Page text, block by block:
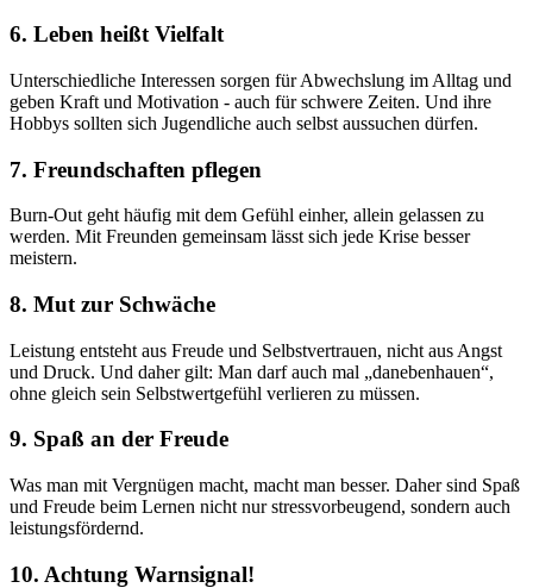
6. Leben heißt Vielfalt
Unterschiedliche Interessen sorgen für Abwechslung im Alltag und
geben Kraft und Motivation - auch für schwere Zeiten. Und ihre
Hobbys sollten sich Jugendliche auch selbst aussuchen dürfen.
7. Freundschaften pflegen
Burn-Out geht häufig mit dem Gefühl einher, allein gelassen zu
werden. Mit Freunden gemeinsam lässt sich jede Krise besser
meistern.
8. Mut zur Schwäche
Leistung entsteht aus Freude und Selbstvertrauen, nicht aus Angst
und Druck. Und daher gilt: Man darf auch mal „danebenhauen“,
ohne gleich sein Selbstwertgefühl verlieren zu müssen.
9. Spaß an der Freude
Was man mit Vergnügen macht, macht man besser. Daher sind Spaß
und Freude beim Lernen nicht nur stressvorbeugend, sondern auch
leistungsfördernd.
10. Achtung Warnsignal!